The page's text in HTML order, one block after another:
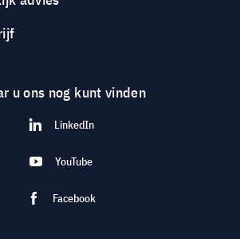
u ons nog kunt vinden
LinkedIn
YouTube
Facebook